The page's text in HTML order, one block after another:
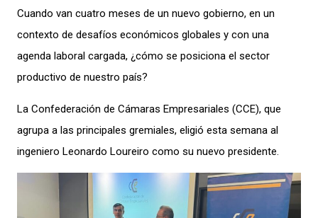
Cuando van cuatro meses de un nuevo gobierno, en un
contexto de desafíos económicos globales y con una
agenda laboral cargada, ¿cómo se posiciona el sector
productivo de nuestro país?
La Confederación de Cámaras Empresariales (CCE), que
agrupa a las principales gremiales, eligió esta semana al
ingeniero Leonardo Loureiro como su nuevo presidente.